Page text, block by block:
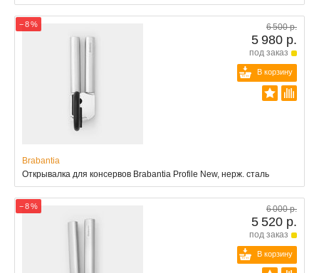
− 8 % 6 500 р.
5 980 р.
под заказ
В корзину
Brabantia
Открывалка для консервов Brabantia Profile New, нерж. сталь
− 8 % 6 000 р.
5 520 р.
под заказ
В корзину